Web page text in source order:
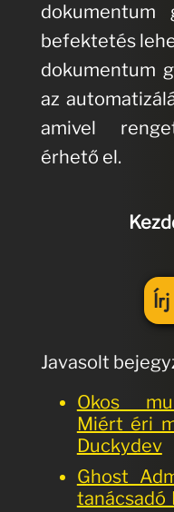
dokumentum
befektetés
dokumentum
az
amivel
érhető el.
Javasolt
Okos
Miért éri
Duckydev
Ghost
tanácsadó